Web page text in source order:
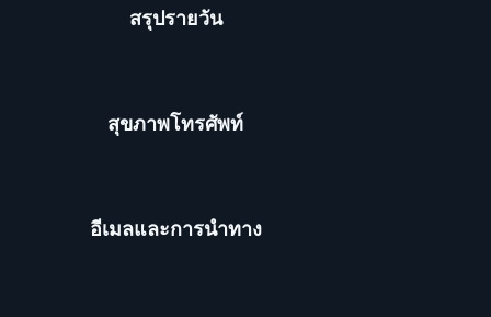
สรุปรายวัน
สุขภาพโทรศัพท์
อีเมลและการนำทาง